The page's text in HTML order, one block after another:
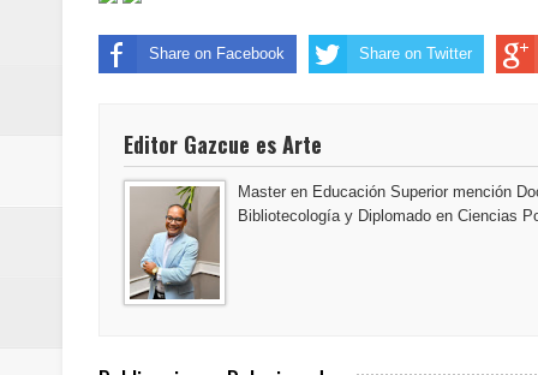
Share on Facebook Share on Twitter
Editor Gazcue es Arte
Master en Educación Superior mención
Bibliotecología y Diplomado en Ciencias